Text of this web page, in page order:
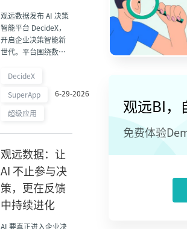
观远数据发布 AI 决策
智能平台 DecideX，
开启企业决策智能新
世代。平台围绕数
和业务工作流，帮助
动的决策闭环。
DecideX
SuperApp
超级应用
6-29-2026
观远数据：让
AI 不止参与决
策，更在反馈
中持续进化
AI 要真正进入企业决
观远BI，
免费体验